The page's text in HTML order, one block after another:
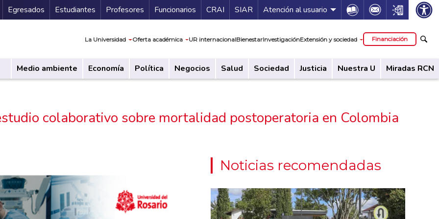
Secundario
Egresados Estudiantes Profesores Funcionarios Guía de servicios
CRAI SIAR Atención al usuario Icon Icon Icon
La Universidad Oferta académica UR internacionalBienestarInvestigaciónExtensión y sociedad Financiación
Medio ambiente Economía Política Negocios Salud Sociedad Justicia Nuestra U Miradas RCN
colaborativo sobre mortalidad postoperatoria en Colombia
Noticias recomendadas